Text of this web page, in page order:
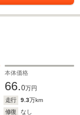
本体価格
66.0万円
走行 9.3万km
修復
なし